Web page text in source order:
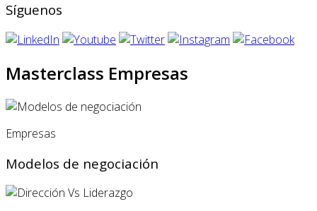
Síguenos
Masterclass Empresas
Empresas
Modelos de negociación